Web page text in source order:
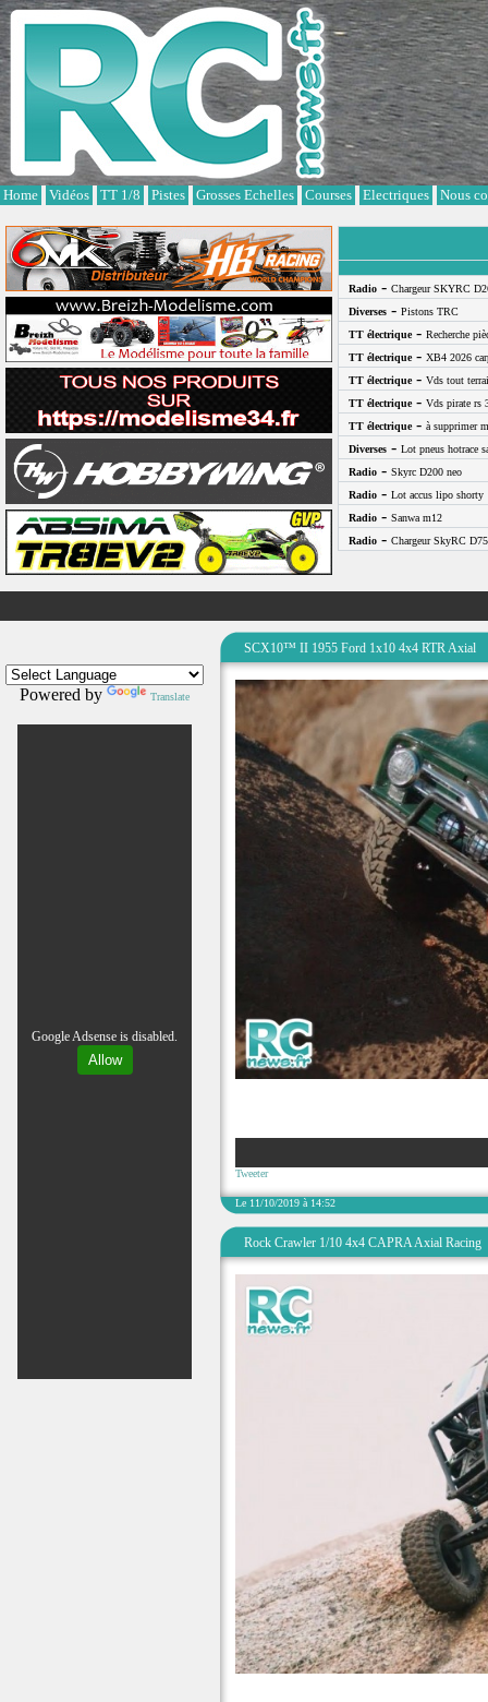
Home Vidéos TT 1/8 Pistes Grosses Echelles Courses Electriques Nous
Radio - Chargeur SKYRC
Diverses - Pistons TRC
TT électrique- Recherche
TT électrique- XB4 2026
TT électrique- Vds tout
TT électrique- Vds pirate rs
TT électrique- à supprimer
Diverses - Lot pneus hotrace
Radio - Skyrc D200 neo
Radio - Lot accus lipo shorty
Radio - Sanwa m12
Radio - Chargeur SkyRC
Powered by Translate
Google Adsense is disabled.
Allow
SCX10™ II 1955 Ford 1x10 4x4 RTR Axial
Tweeter
Le 11/10/2019 à 14:52
Rock Crawler 1/10 4x4 CAPRA Axial Racing
Cookies management panel